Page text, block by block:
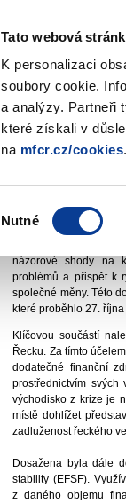
Tato webová
K personalizaci
soubory cookie.
a analýzy. Partneři
které získali v
na mfcr.cz/cookies.
souhlasu
Nutné
Úvodní stránka
Cesta k
doc.
národní
názorové shody na
problémů a přispět k
společné měny. Této
které proběhlo 27.
Klíčovou součástí
Řecku. Za tímto
dodatečné finanční
prostřednictvím
východisko z krize je
místě dohlížet
zadluženost řeckého
Dosažena byla dále
stability (EFSF).
z daného objemu